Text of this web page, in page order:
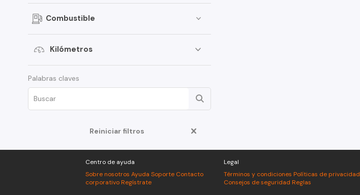
Porter
i20
Verna
Venue
Grand i-10 Sedán
HD35
Combustible
Kilómetros
Palabras claves
Reiniciar filtros
Centro de ayuda
Sobre nosotros Ayuda Soporte Contacto
corporativo Regístrate
Legal
Términos y condiciones Políticas de privacidad
Consejos de seguridad Reglas